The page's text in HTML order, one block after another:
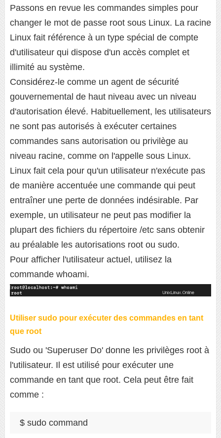
Passons en revue les commandes simples pour
changer le mot de passe root sous Linux. La racine
Linux fait référence à un type spécial de compte
d'utilisateur qui dispose d'un accès complet et
illimité au système.
Considérez-le comme un agent de sécurité
gouvernemental de haut niveau avec un niveau
d'autorisation élevé. Habituellement, les utilisateurs
ne sont pas autorisés à exécuter certaines
commandes sans autorisation ou privilège au
niveau racine, comme on l'appelle sous Linux.
Linux fait cela pour qu'un utilisateur n'exécute pas
de manière accentuée une commande qui peut
entraîner une perte de données indésirable. Par
exemple, un utilisateur ne peut pas modifier la
plupart des fichiers du répertoire /etc sans obtenir
au préalable les autorisations root ou sudo.
Pour afficher l'utilisateur actuel, utilisez la
commande whoami.
Utiliser sudo pour exécuter des commandes en tant
que root
Sudo ou 'Superuser Do' donne les privilèges root à
l'utilisateur. Il est utilisé pour exécuter une
commande en tant que root. Cela peut être fait
comme :